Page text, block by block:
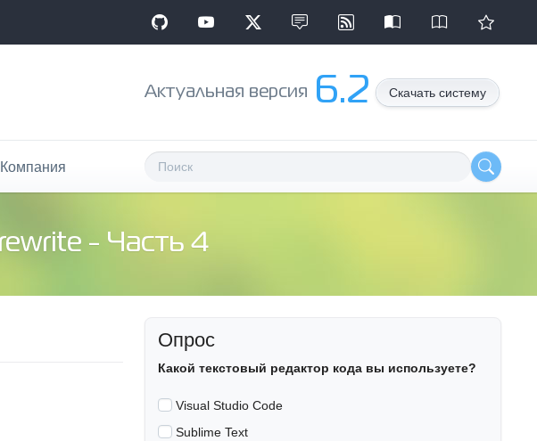
Aктуальная версия 6.2 Скачать систему
Компания
- Часть 4
Опрос
Какой текстовый редактор кода вы используете?
Visual Studio Code
Sublime Text